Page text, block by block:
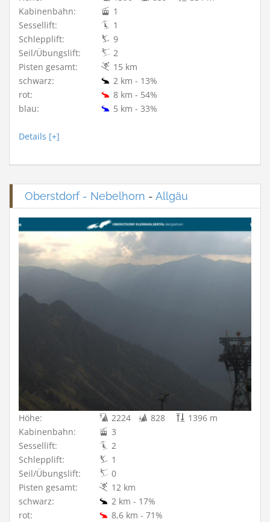
Kabinenbahn:
1
Sessellift:
1
Schlepplift:
9
Seil/Übungslift:
2
Pisten gesamt:
15 km
schwarz:
2 km - 13%
rot:
8 km - 54%
blau:
5 km - 33%
Details [+]
Oberstdorf - Nebelhorn - Allgäu
Höhe: 2224 828
1396 m
Kabinenbahn:
3
Sessellift:
2
Schlepplift:
1
Seil/Übungslift:
0
Pisten gesamt:
12 km
schwarz:
2 km - 17%
rot:
8,6 km - 71%